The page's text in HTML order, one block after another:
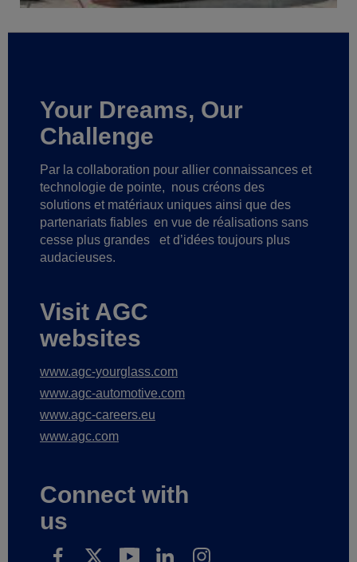
Your Dreams, Our
Challenge
Par la collaboration pour allier connaissances et
technologie de pointe, nous créons des
solutions et matériaux uniques ainsi que des
partenariats fiables en vue de réalisations sans
cesse plus grandes
et d’idées toujours plus
audacieuses.
Visit AGC
websites
www.agc-yourglass.com
www.agc-automotive.com
www.agc-careers.eu
www.agc.com
Connect with
us